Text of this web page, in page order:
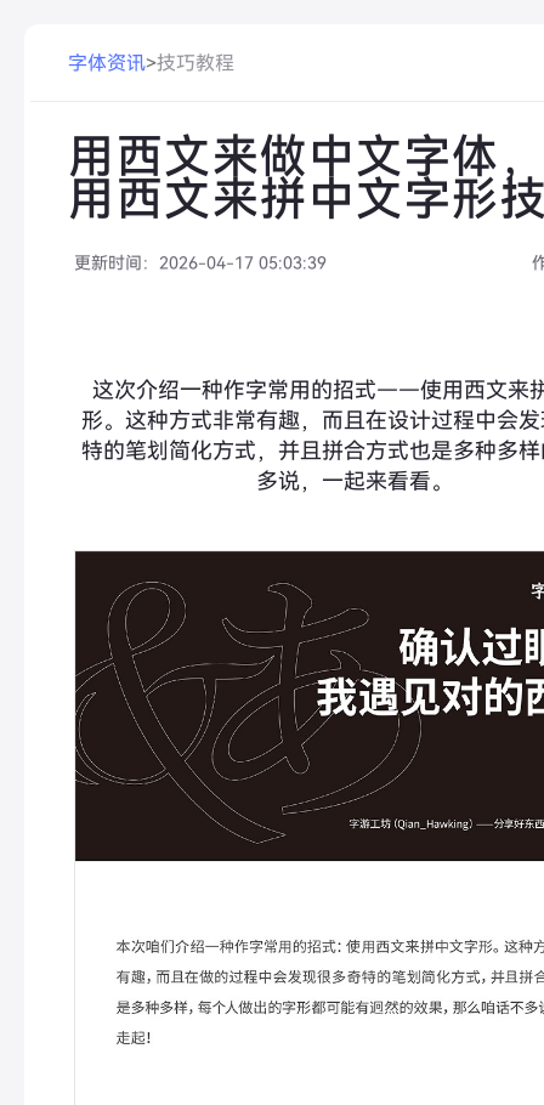
字体资讯>技巧教程
用西文来做中文字体
用西文来拼中文字形
更新时间： 2026-04-17 05:03:39
这次介绍一种作字常用的招式——使用西文来
形。这种方式非常有趣，而且在设计过程中会
特的笔划简化方式，并且拼合方式也是多种多
多说，一起来看看。